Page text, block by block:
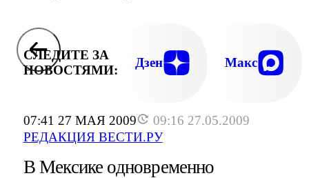
07:41 27 МАЯ 2009
09:16 27.05.2009
РЕДАКЦИЯ ВЕСТИ.РУ
СЛЕДИТЕ ЗА
НОВОСТЯМИ:
Дзен Макс
В Мексике одновременно